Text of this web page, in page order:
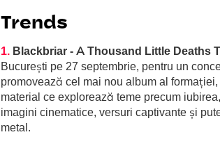
Trends
1. Blackbriar - A Thousand Little Deaths
București pe 27 septembrie, pentru un
promovează cel mai nou album al
material ce explorează teme precum
imagini cinematice, versuri captivante și
metal.